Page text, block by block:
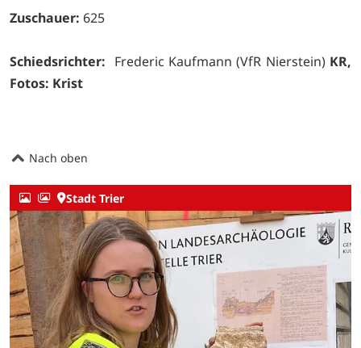
Zuschauer: 625
Schiedsrichter: Frederic Kaufmann (VfR Nierstein) KR,
Fotos: Krist
Nach oben
Stadt Trier